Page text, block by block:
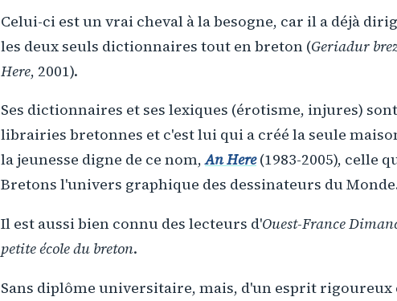
Celui-ci est un vrai cheval à la besogne, car il a déjà
les deux seuls dictionnaires tout en breton (Geriadur
Here, 2001).
Ses dictionnaires et ses lexiques (érotisme, injures)
librairies bretonnes et c'est lui qui a créé la seule
la jeunesse digne de ce nom,An Here(1983-2005), celle
Bretons l'univers graphique des dessinateurs du
Il est aussi bien connu des lecteurs d'Ouest-France
petite école du breton.
Sans diplôme universitaire, mais, d'un esprit rigoureux